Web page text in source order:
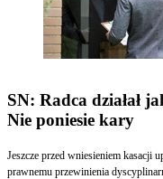
SN: Radca działał
Nie poniesie kary
Jeszcze przed wniesieniem kasacji
prawnemu przewinienia